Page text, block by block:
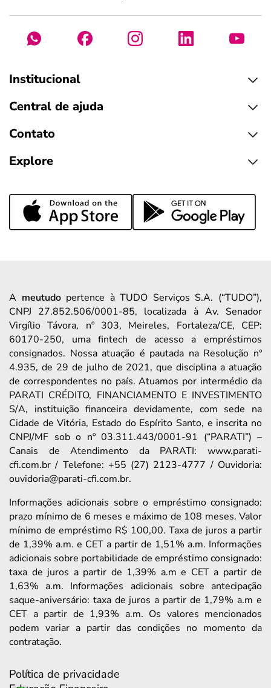
Institucional
Central de ajuda
Contato
Explore
A meutudopertence à TUDO Serviços S.A. (“TUDO”),
CNPJ 27.852.506/0001-85, localizada à Av. Senador
Virgílio Távora, nº 303, Meireles, Fortaleza/CE, CEP:
60170-250, uma fintech de acesso a empréstimos
consignados. Nossa atuação é pautada na Resolução nº
4.935, de 29 de julho de 2021, que disciplina a atuação
de correspondentes no país. Atuamos por intermédio da
PARATI CRÉDITO, FINANCIAMENTO E INVESTIMENTO
S/A, instituição financeira devidamente, com sede na
Cidade de Vitória, Estado do Espírito Santo, e inscrita no
CNPJ/MF sob o nº 03.311.443/0001-91 (“PARATI”) –
Canais de Atendimento da PARATI: www.parati-
cfi.com.br / Telefone: +55 (27) 2123-4777 / Ouvidoria:
ouvidoria@parati-cfi.com.br.
Informações adicionais sobre o empréstimo consignado:
prazo mínimo de 6 meses e máximo de 108 meses. Valor
mínimo de empréstimo R$ 100,00. Taxa de juros a partir
de 1,39% a.m. e CET a partir de 1,51% a.m. Informações
adicionais sobre portabilidade de empréstimo consignado:
taxa de juros a partir de 1,39% a.m e CET a partir de
1,63% a.m. Informações adicionais sobre antecipação
saque-aniversário: taxa de juros a partir de 1,79% a.m e
CET a partir de 1,93% a.m. Os valores mencionados
podem variar a partir das condições no momento da
contratação.
Política de privacidade